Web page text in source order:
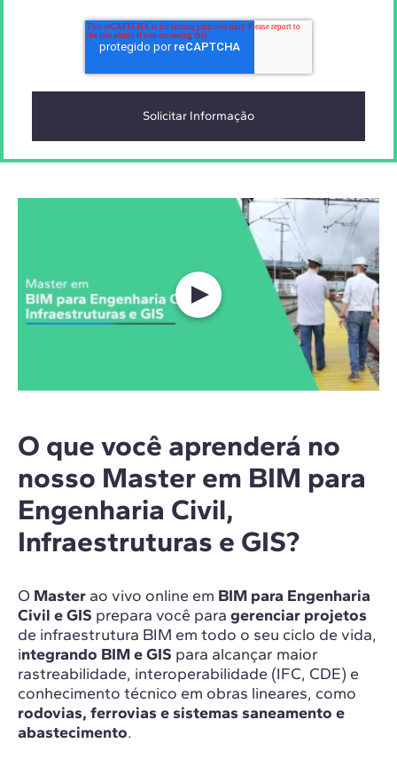
O que você aprenderá no
nosso Master em BIM para
Engenharia Civil,
Infraestruturas e GIS?
O Master ao vivo online em BIM para Engenharia
Civil e GIS prepara você para gerenciar projetos
de infraestrutura BIM em todo o seu ciclo de vida,
integrando BIM e GIS para alcançar maior
rastreabilidade, interoperabilidade (IFC, CDE) e
conhecimento técnico em obras lineares, como
rodovias, ferrovias e sistemas saneamento e
abastecimento.